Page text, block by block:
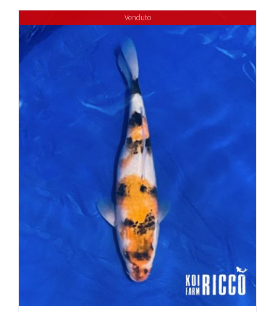
Venduto